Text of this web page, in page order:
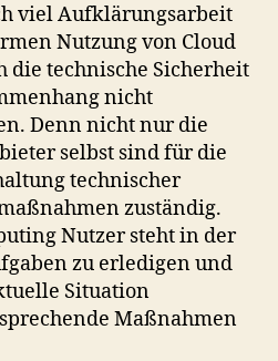
viel Aufklärungsarbeit
Nutzung von Cloud
die technische Sicherheit
nicht
Denn nicht nur die
selbst sind für die
technischer
zuständig.
Nutzer steht in der
zu erledigen und
Situation
Maßnahmen